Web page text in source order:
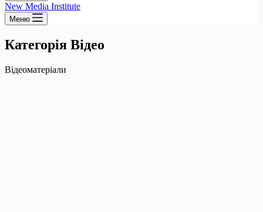
New Media Institute
Меню
Категорія Відео
Відеоматеріали